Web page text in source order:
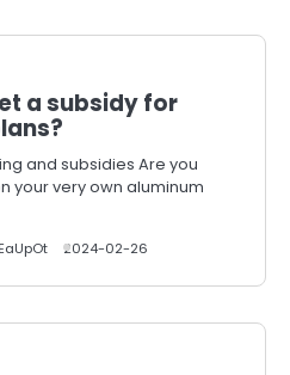
a subsidy for
and subsidies Are you
your very own aluminum
2024-02-26